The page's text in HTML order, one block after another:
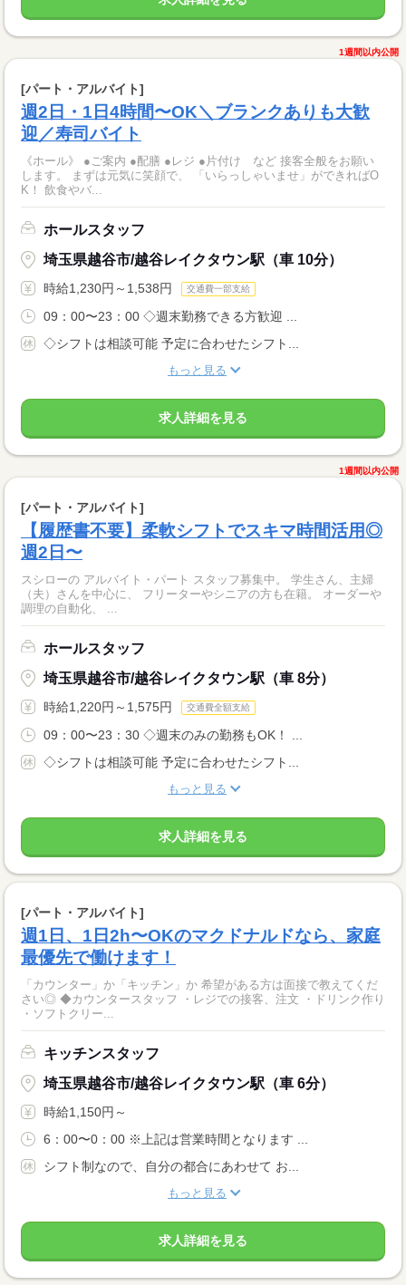
1週間以内公開
[パート・アルバイト]
週2日・1日4時間〜OK＼ブランクありも大歓
迎／寿司バイト
《ホール》 ●ご案内 ●配膳 ●レジ ●片付け など 接客全般をお願い
します。 まずは元気に笑顔で、 「いらっしゃいませ」ができればO
K！ 飲食やバ...
ホールスタッフ
埼玉県越谷市/越谷レイクタウン駅（車 10分）
時給1,230円～1,538円 交通費一部支給
09：00〜23：00 ◇週末勤務できる方歓迎 ...
◇シフトは相談可能 予定に合わせたシフト...
もっと見る
求人詳細を見る
1週間以内公開
[パート・アルバイト]
【履歴書不要】柔軟シフトでスキマ時間活用◎
週2日〜
スシローの アルバイト・パート スタッフ募集中。 学生さん、主婦
（夫）さんを中心に、 フリーターやシニアの方も在籍。 オーダーや
調理の自動化、 ...
ホールスタッフ
埼玉県越谷市/越谷レイクタウン駅（車 8分）
時給1,220円～1,575円 交通費全額支給
09：00〜23：30 ◇週末のみの勤務もOK！ ...
◇シフトは相談可能 予定に合わせたシフト...
もっと見る
求人詳細を見る
[パート・アルバイト]
週1日、1日2h〜OKのマクドナルドなら、家庭
最優先で働けます！
「カウンター」か「キッチン」か 希望がある方は面接で教えてくだ
さい◎ ◆カウンタースタッフ ・レジでの接客、注文 ・ドリンク作り
・ソフトクリー...
キッチンスタッフ
埼玉県越谷市/越谷レイクタウン駅（車 6分）
時給1,150円～
6：00〜0：00 ※上記は営業時間となります ...
シフト制なので、自分の都合にあわせて お...
もっと見る
求人詳細を見る